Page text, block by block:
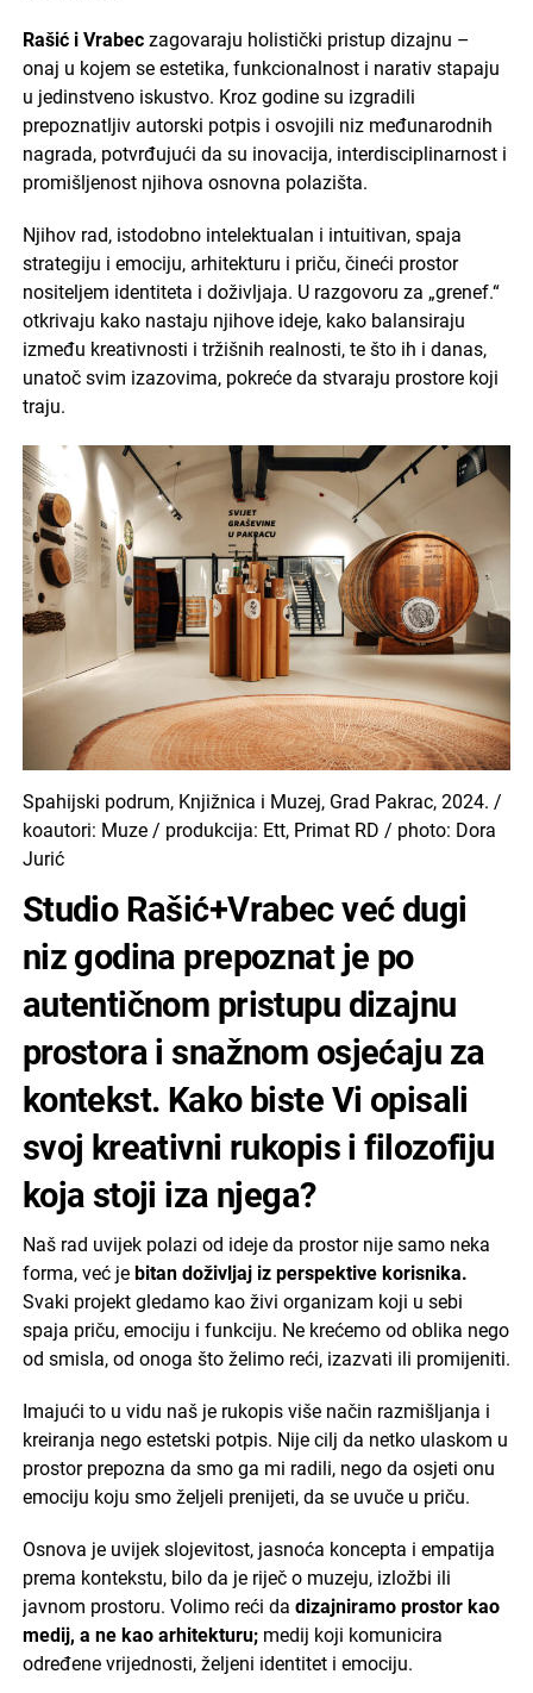
Rašić i Vrabeczagovaraju holistički pristup dizajnu –
onaj u kojem se estetika, funkcionalnost i narativ stapaju
u jedinstveno iskustvo. Kroz godine su izgradili
prepoznatljiv autorski potpis i osvojili niz međunarodnih
nagrada, potvrđujući da su inovacija, interdisciplinarnost i
promišljenost njihova osnovna polazišta.
Njihov rad, istodobno intelektualan i intuitivan, spaja
strategiju i emociju, arhitekturu i priču, čineći prostor
nositeljem identiteta i doživljaja. U razgovoru za „grenef.“
otkrivaju kako nastaju njihove ideje, kako balansiraju
između kreativnosti i tržišnih realnosti, te što ih i danas,
unatoč svim izazovima, pokreće da stvaraju prostore koji
traju.
Spahijski podrum, Knjižnica i Muzej, Grad Pakrac, 2024. /
koautori: Muze / produkcija: Ett, Primat RD / photo: Dora
Jurić
Studio Rašić+Vrabec već dugi
niz godina prepoznat je po
autentičnom pristupu dizajnu
prostora i snažnom osjećaju za
kontekst. Kako biste Vi opisali
svoj kreativni rukopis i filozofiju
koja stoji iza njega?
Naš rad uvijek polazi od ideje da prostor nije samo neka
forma, već je bitan doživljaj iz perspektive korisnika.
Svaki projekt gledamo kao živi organizam koji u sebi
spaja priču, emociju i funkciju. Ne krećemo od oblika nego
od smisla, od onoga što želimo reći, izazvati ili promijeniti.
Imajući to u vidu naš je rukopis više način razmišljanja i
kreiranja nego estetski potpis. Nije cilj da netko ulaskom u
prostor prepozna da smo ga mi radili, nego da osjeti onu
emociju koju smo željeli prenijeti, da se uvuče u priču.
Osnova je uvijek slojevitost, jasnoća koncepta i empatija
prema kontekstu, bilo da je riječ o muzeju, izložbi ili
javnom prostoru. Volimo reći da dizajniramo prostor kao
medij, a ne kao arhitekturu; medij koji komunicira
određene vrijednosti, željeni identitet i emociju.